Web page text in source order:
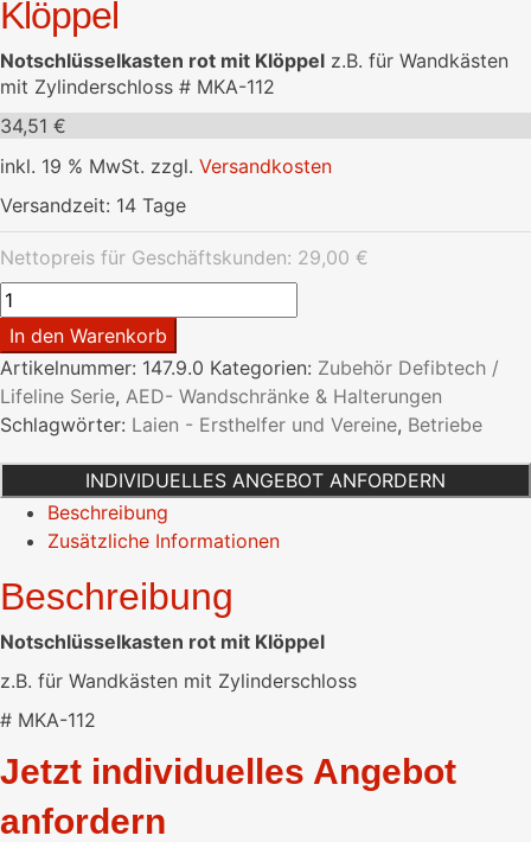
Klöppel
Notschlüsselkasten rot mit Klöppel z.B. für Wandkästen
mit Zylinderschloss # MKA-112
34,51 €
inkl. 19 % MwSt. zzgl. Versandkosten
Versandzeit: 14 Tage
Nettopreis für Geschäftskunden: 29,00 €
Notschlüsselkasten
rot
mit
Klöppel
Menge
In den Warenkorb
Artikelnummer: 147.9.0 Kategorien: Zubehör Defibtech /
Lifeline Serie, AED- Wandschränke & Halterungen
Schlagwörter: Laien - Ersthelfer und Vereine, Betriebe
INDIVIDUELLES ANGEBOT ANFORDERN
Beschreibung
Zusätzliche Informationen
Beschreibung
Notschlüsselkasten rot mit Klöppel
z.B. für Wandkästen mit Zylinderschloss
# MKA-112
Jetzt individuelles Angebot
anfordern